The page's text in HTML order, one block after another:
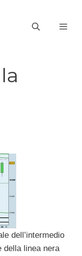
dell’intermedio
della linea nera